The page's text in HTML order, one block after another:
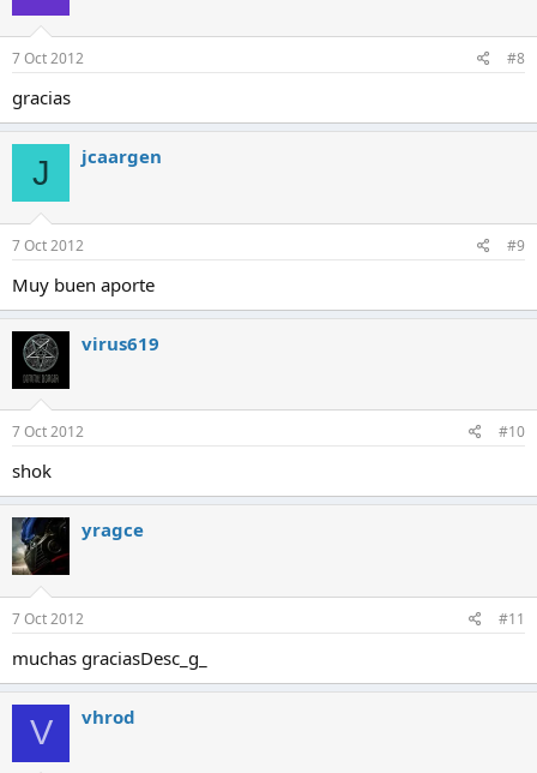
7 Oct 2012 #8
gracias
J jcaargen
7 Oct 2012 #9
Muy buen aporte
virus619
7 Oct 2012 #10
shok
yragce
7 Oct 2012 #11
muchas graciasDesc_g_
V vhrod